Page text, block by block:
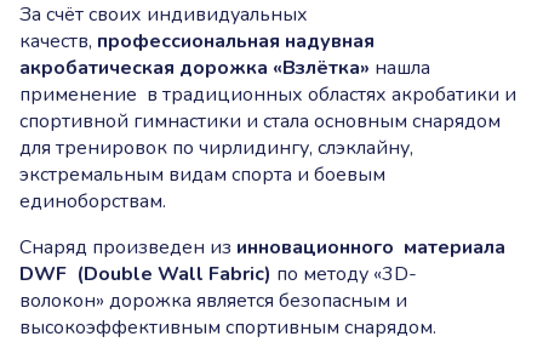
За счёт своих индивидуальных
качеств, профессиональная надувная
акробатическая дорожка «Взлётка» нашла
применение в традиционных областях акробатики и
спортивной гимнастики и стала основным снарядом
для тренировок по чирлидингу, слэклайну,
экстремальным видам спорта и боевым
единоборствам.
Снаряд произведен из инновационного материала
DWF (Double Wall Fabric) по методу «3D-
волокон» дорожка является безопасным и
высокоэффективным спортивным снарядом.